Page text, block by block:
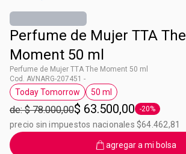
Perfume de Mujer TTA The
Moment 50 ml
Perfume de Mujer TTA The Moment 50 ml
Cod. AVNARG-207451 -
Etiqueta Today Tomorrow
Today Tomorrow
Etiqueta 50 ml
50 ml
de: $ 78.000,00$ 63.500,00 Etiqueta -20%
-20%
precio sin impuestos nacionales $64.462,81
agregar a mi bolsa